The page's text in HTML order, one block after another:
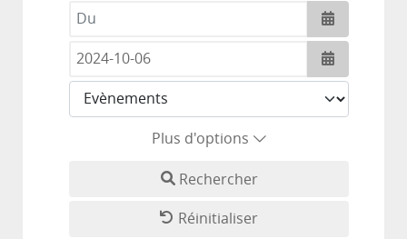
Ouvrir le
Ouvrir le
Plus d'options
Rechercher
Réinitialiser